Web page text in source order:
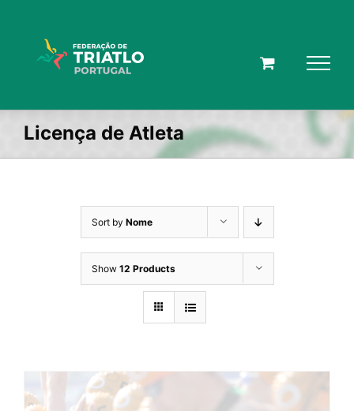
Licença de Atleta
Sort by Nome
Show 12 Products